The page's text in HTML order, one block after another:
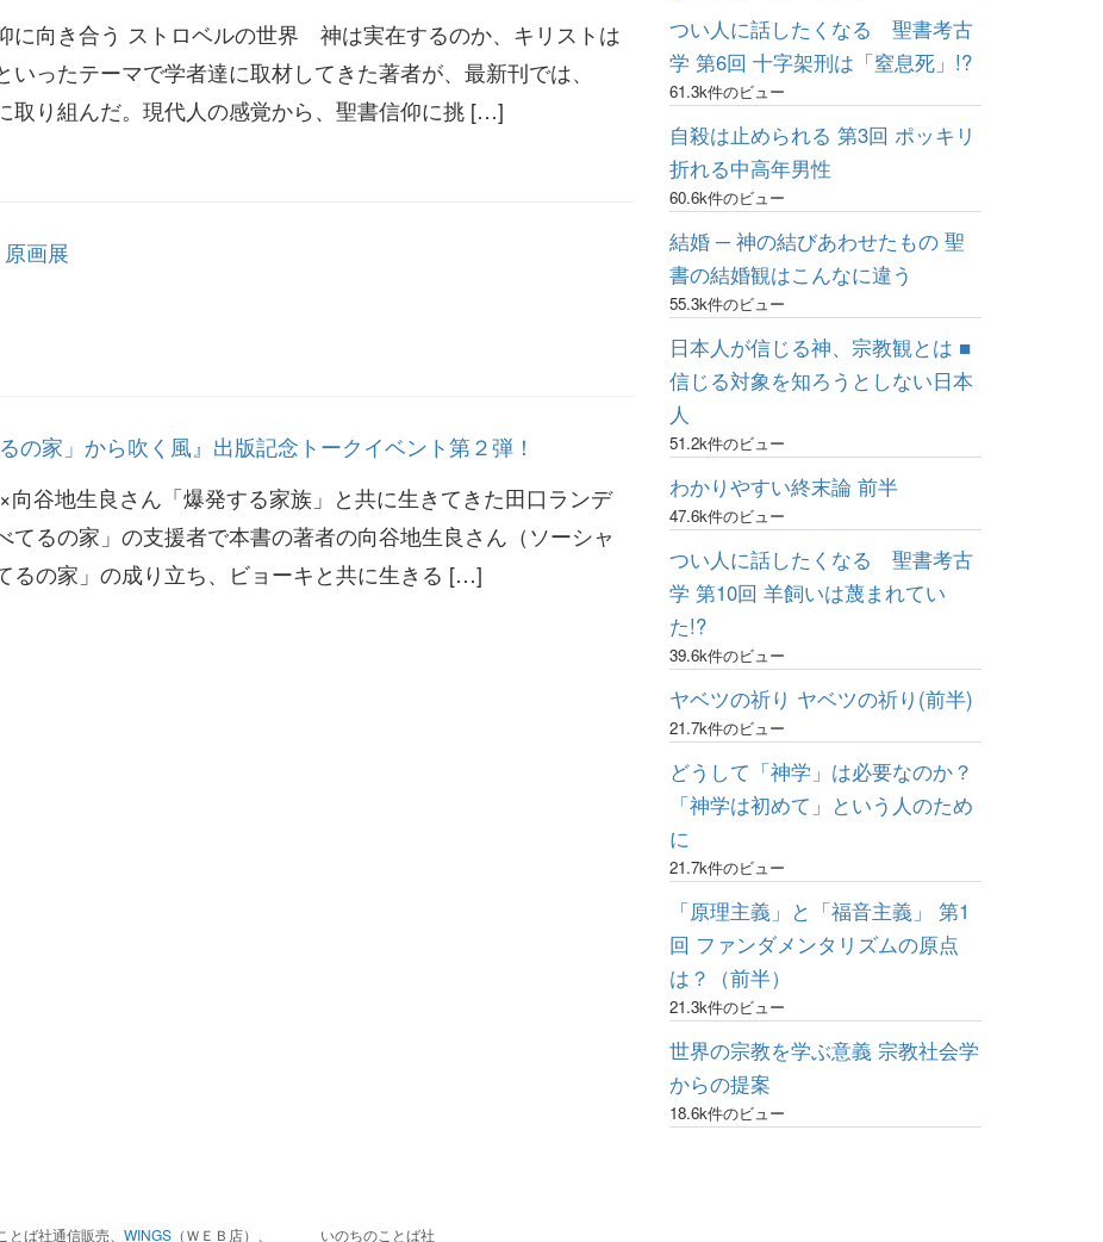
に向き合う ストロベルの世界 神は実在するのか、キリストは
ったテーマで学者達に取材してきた著者が、最新刊では、
取り組んだ。現代人の感覚から、聖書信仰に挑 […]
画展
の家」から吹く風』出版記念トークイベント第２弾！
向谷地生良さん「爆発する家族」と共に生きてきた田口ランデ
てるの家」の支援者で本書の著者の向谷地生良さん（ソーシャ
るの家」の成り立ち、ビョーキと共に生きる […]
つい人に話したくなる 聖書考古
学 第6回 十字架刑は「窒息死」!?
61.3k件のビュー
自殺は止められる 第3回 ポッキリ
折れる中高年男性
60.6k件のビュー
結婚 ─ 神の結びあわせたもの 聖
書の結婚観はこんなに違う
55.3k件のビュー
日本人が信じる神、宗教観とは ■
信じる対象を知ろうとしない日本
人
51.2k件のビュー
わかりやすい終末論 前半
47.6k件のビュー
つい人に話したくなる 聖書考古
学 第10回 羊飼いは蔑まれてい
た!?
39.6k件のビュー
ヤベツの祈り ヤベツの祈り(前半)
21.7k件のビュー
どうして「神学」は必要なのか？
「神学は初めて」という人のため
に
21.7k件のビュー
「原理主義」と「福音主義」 第1
回 ファンダメンタリズムの原点
は？（前半）
21.3k件のビュー
世界の宗教を学ぶ意義 宗教社会学
からの提案
18.6k件のビュー
ば社通信販売、 WINGS （ＷＥＢ店）、 いのちのことば社